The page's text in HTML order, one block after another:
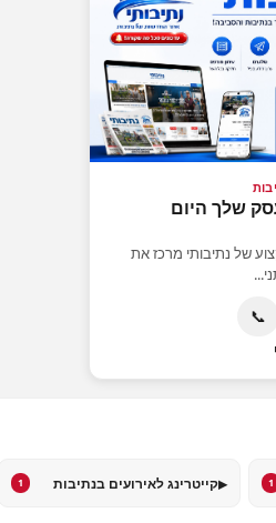
שלך היום
של נתיבותי מרכז את
📞
1
▸קייטרינג לאירועים בנתיבות 1